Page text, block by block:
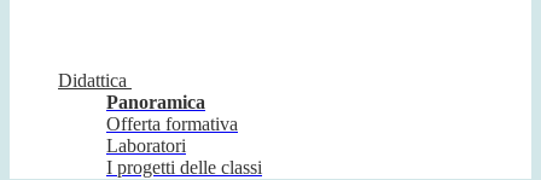
Didattica
Panoramica
Offerta formativa
Laboratori
I progetti delle classi